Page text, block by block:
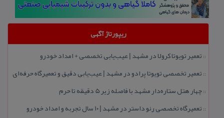
ریپورتاژ آگهی
:: تعمیر تویوتا كرولا در مشهد | عیب‌یابی تخصصی + امداد خودرو
:: تعمیر تخصصی تویوتا پرادو در مشهد | عیب‌یابی دقیق و تعمیرگاه حرفه‌ای
::چهار هتل‌ ستاره‌دار مشهد با فاصله زیر 5 دقیقه تا حرم
:: تعمیرگاه تخصصی رنو داستر در مشهد | ۱۰ سال تجربه و امداد خودرو